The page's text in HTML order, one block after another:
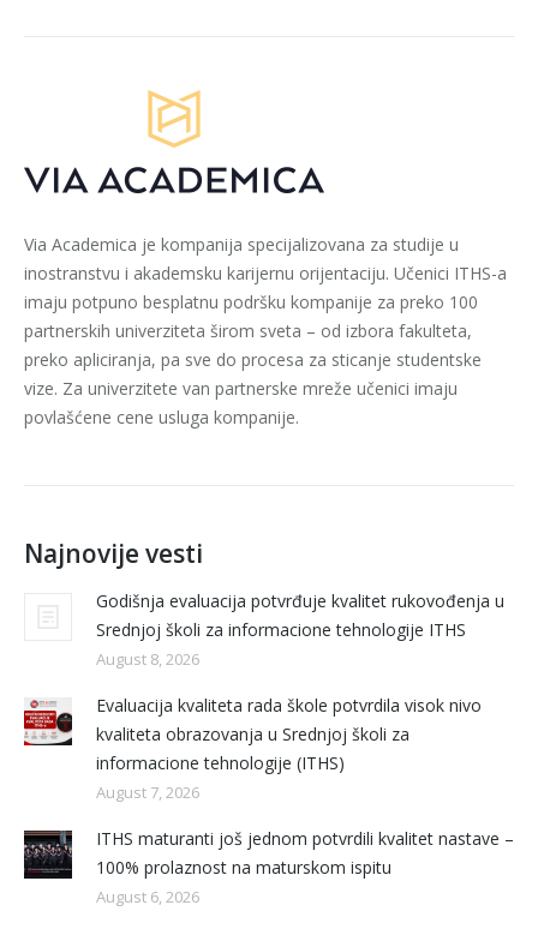
Via Academica je kompanija specijalizovana za studije u
inostranstvu i akademsku karijernu orijentaciju. Učenici ITHS-a
imaju potpuno besplatnu podršku kompanije za preko 100
partnerskih univerziteta širom sveta – od izbora fakulteta,
preko apliciranja, pa sve do procesa za sticanje studentske
vize. Za univerzitete van partnerske mreže učenici imaju
povlašćene cene usluga kompanije.
Najnovije vesti
Godišnja evaluacija potvrđuje kvalitet rukovođenja u
Srednjoj školi za informacione tehnologije ITHS
August 8, 2026
Evaluacija kvaliteta rada škole potvrdila visok nivo
kvaliteta obrazovanja u Srednjoj školi za
informacione tehnologije (ITHS)
August 7, 2026
ITHS maturanti još jednom potvrdili kvalitet nastave –
100% prolaznost na maturskom ispitu
August 6, 2026